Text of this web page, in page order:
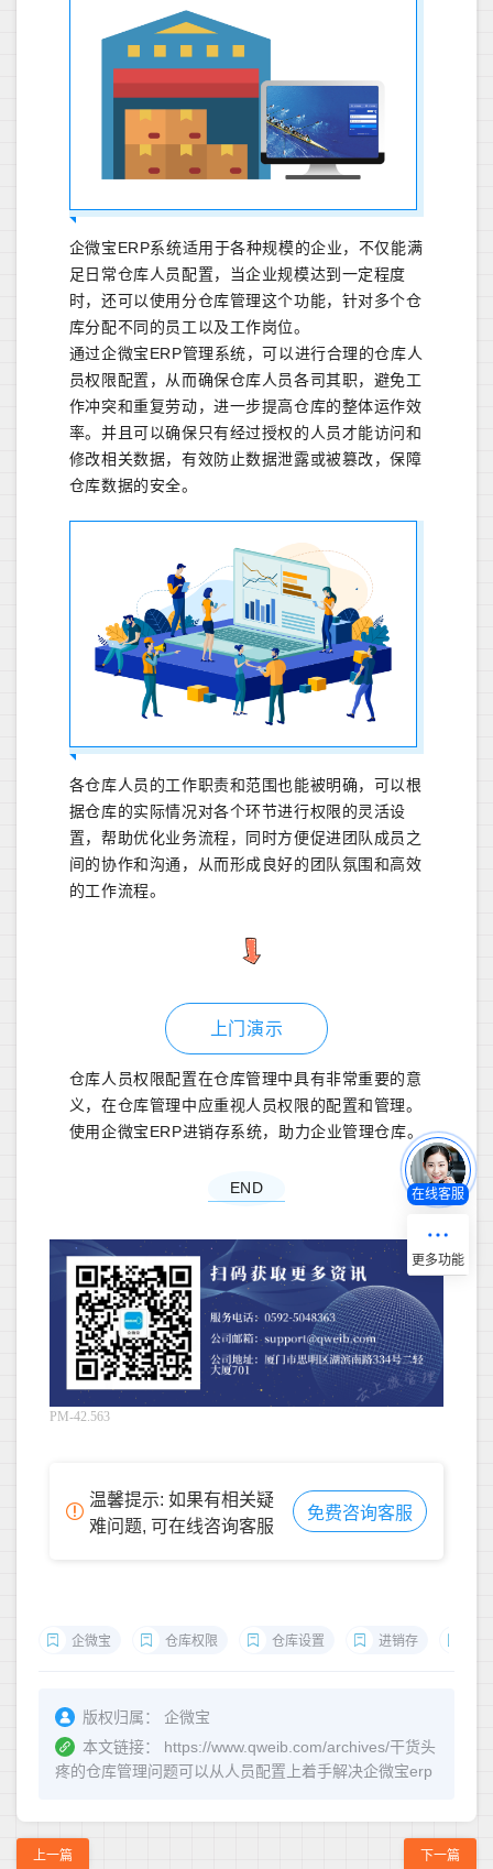
企微宝ERP系统适用于各种规模的企业，不仅能满
足日常仓库人员配置，当企业规模达到一定程度
时，还可以使用分仓库管理这个功能，针对多个仓
库分配不同的员工以及工作岗位。
通过企微宝ERP管理系统，可以进行合理的仓库人
员权限配置，从而确保仓库人员各司其职，避免工
作冲突和重复劳动，进一步提高仓库的整体运作效
率。并且可以确保只有经过授权的人员才能访问和
修改相关数据，有效防止数据泄露或被篡改，保障
仓库数据的安全。
各仓库人员的工作职责和范围也能被明确，可以根
据仓库的实际情况对各个环节进行权限的灵活设
置，帮助优化业务流程，同时方便促进团队成员之
间的协作和沟通，从而形成良好的团队氛围和高效
的工作流程。
上门演示
仓库人员权限配置在仓库管理中具有非常重要的意
义，在仓库管理中应重视人员权限的配置和管理。
使用企微宝ERP进销存系统，助力企业管理仓库。
END
PM-42.563
温馨提示: 如果有相关疑
难问题, 可在线咨询客服
免费咨询客服
企微宝 仓库权限 仓库设置 进销存
版权归属：
企微宝
本文链接：
https://www.qweib.com/archives/干货头
疼的仓库管理问题可以从人员配置上着手解决企微宝erp
上一篇 下一篇
在线客服